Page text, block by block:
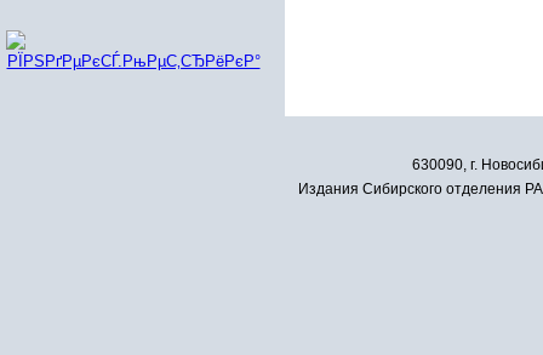
630090, г.
Издания Сибирского отделения